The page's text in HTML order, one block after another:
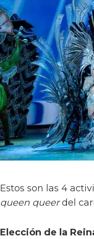
Estos son las 4
queen queerdel
Elección de la